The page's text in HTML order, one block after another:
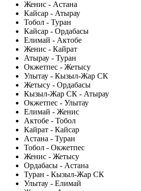
Женис - Астана
Кайсар - Атырау
Тобол - Туран
Кайсар - Ордабасы
Елимай - Актобе
Женис - Кайрат
Атырау - Туран
Окжетпес - Жетысу
Улытау - Кызыл-Жар СК
Жетысу - Ордабасы
Кызыл-Жар СК - Атырау
Окжетпес - Улытау
Елимай - Женис
Актобе - Тобол
Кайрат - Кайсар
Астана - Туран
Тобол - Окжетпес
Женис - Жетысу
Ордабасы - Астана
Туран - Кызыл-Жар СК
Улытау - Елимай